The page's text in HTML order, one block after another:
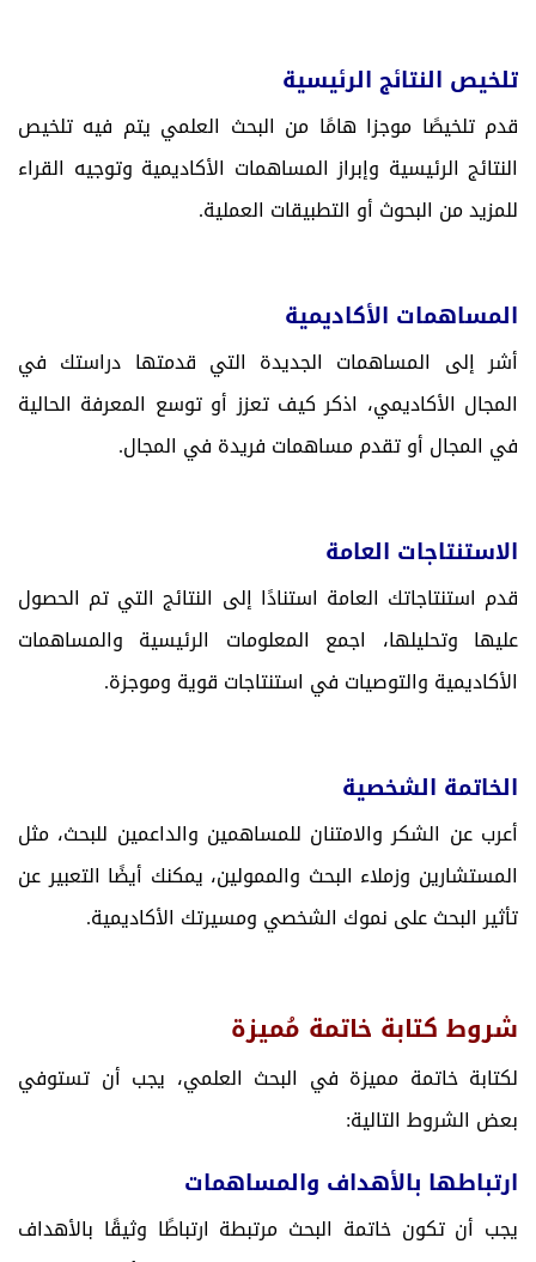
تلخيص النتائج الرئيسية
قدم تلخيصًا موجزا هامًا من البحث العلمي يتم فيه تلخيص
النتائج الرئيسية وإبراز المساهمات الأكاديمية وتوجيه القراء
للمزيد من البحوث أو التطبيقات العملية.
المساهمات الأكاديمية
أشر إلى المساهمات الجديدة التي قدمتها دراستك في
المجال الأكاديمي، اذكر كيف تعزز أو توسع المعرفة الحالية
في المجال أو تقدم مساهمات فريدة في المجال.
الاستنتاجات العامة
قدم استنتاجاتك العامة استنادًا إلى النتائج التي تم الحصول
عليها وتحليلها، اجمع المعلومات الرئيسية والمساهمات
الأكاديمية والتوصيات في استنتاجات قوية وموجزة.
الخاتمة الشخصية
أعرب عن الشكر والامتنان للمساهمين والداعمين للبحث، مثل
المستشارين وزملاء البحث والممولين، يمكنك أيضًا التعبير عن
تأثير البحث على نموك الشخصي ومسيرتك الأكاديمية.
شروط كتابة خاتمة مُميزة
لكتابة خاتمة مميزة في البحث العلمي، يجب أن تستوفي
بعض الشروط التالية:
ارتباطها بالأهداف والمساهمات
يجب أن تكون خاتمة البحث مرتبطة ارتباطًا وثيقًا بالأهداف